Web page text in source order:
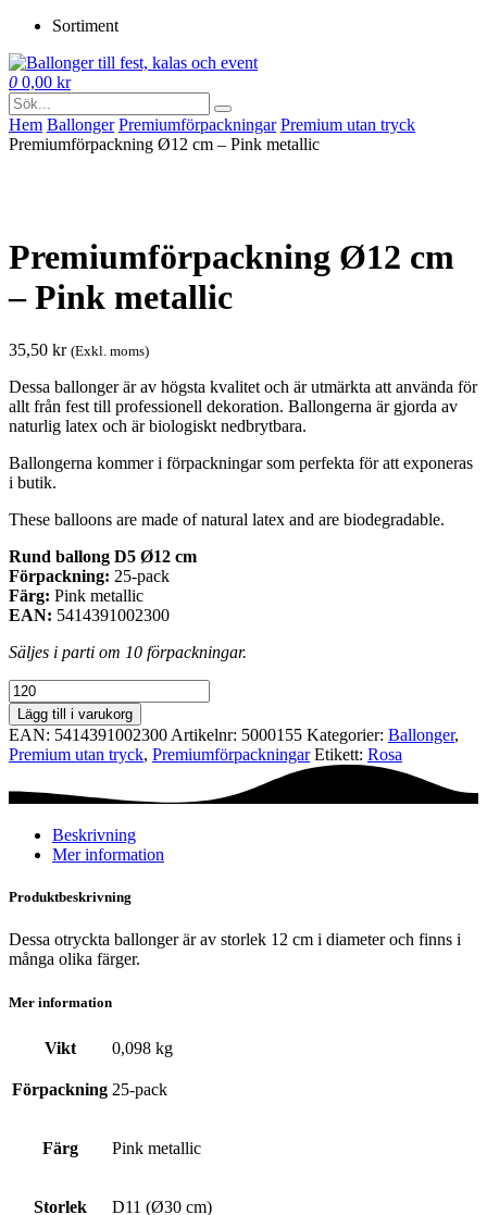
Sortiment
0 0,00 kr
Hem Ballonger Premium­förpackningar Premium utan tryck
Premiumförpackning Ø12 cm – Pink metallic
Premiumförpackning Ø12 cm
– Pink metallic
35,50 kr (Exkl. moms)
Dessa ballonger är av högsta kvalitet och är utmärkta att använda för
allt från fest till professionell dekoration. Ballongerna är gjorda av
naturlig latex och är biologiskt nedbrytbara.
Ballongerna kommer i förpackningar som perfekta för att exponeras
i butik.
These balloons are made of natural latex and are biodegradable.
Rund ballong D5 Ø12 cm
Förpackning: 25-pack
Färg: Pink metallic
EAN: 5414391002300
Säljes i parti om 10 förpackningar.
Premiumförpackning
Ø12
cm
-
Pink
mängd
Lägg till i varukorg
EAN: 5414391002300 Artikelnr: 5000155 Kategorier: Ballonger,
Premium utan tryck, Premium­förpackningar Etikett: Rosa
Beskrivning
Mer information
Produktbeskrivning
Dessa otryckta ballonger är av storlek 12 cm i diameter och finns i
många olika färger.
Mer information
Vikt 0,098 kg
Förpackning 25-pack
Färg Pink metallic
Storlek D11 (Ø30 cm)